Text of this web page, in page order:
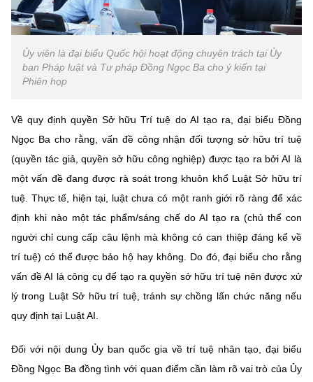
Ủy viên là đại biểu Quốc hội hoạt động chuyên trách tại Ủy
ban Pháp luật và Tư pháp Đồng Ngọc Ba cho ý kiến tại
Phiên họp
Về quy định quyền Sở hữu Trí tuệ do AI tạo ra, đại biểu Đồng
Ngọc Ba cho rằng, vấn đề công nhận đối tượng sở hữu trí tuệ
(quyền tác giả, quyền sở hữu công nghiệp) được tạo ra bởi AI là
một vấn đề đang được rà soát trong khuôn khổ Luật Sở hữu trí
tuệ. Thực tế, hiện tại, luật chưa có một ranh giới rõ ràng để xác
định khi nào một tác phẩm/sáng chế do AI tạo ra (chủ thể con
người chỉ cung cấp câu lệnh mà không có can thiệp đáng kể về
trí tuệ) có thể được bảo hộ hay không. Do đó, đại biểu cho rằng
vấn đề AI là công cụ để tạo ra quyền sở hữu trí tuệ nên được xử
lý trong Luật Sở hữu trí tuệ, tránh sự chồng lấn chức năng nếu
quy định tại Luật AI.
Đối với nội dung Ủy ban quốc gia về trí tuệ nhân tạo, đại biểu
Đồng Ngọc Ba đồng tình với quan điểm cần làm rõ vai trò của Ủy